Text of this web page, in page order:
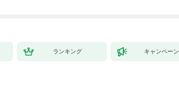
ランキング キャンペーン